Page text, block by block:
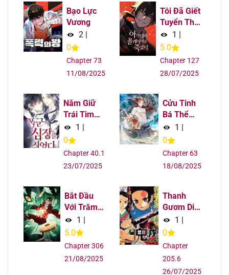
Chapter 78 02/08/2025
Chapter 77 02/08/2025
02/08/2025
Chapter 75 02/08/2025
Chapter 74 02/08/2025
Chapter 73 02/08/2025
Chapter 71 02/08/2025
Chapter 70 02/08/2025
02/08/2025
Bạo Lực
Vương
2
0
Chapter 73
11/08/2025
Tôi Đã Giết
Tuyển Thủ
Học Viện
1
5.0
Chapter 127
28/07/2025
Nắm Giữ
Trái Tim
Của Bạo
Chúa
1
0
Chapter 40.1
23/07/2025
Cửu Tinh
Bá Thể
Quyết
1
0
Chapter 63
18/08/2025
Bắt Đầu
Với Trăm
Vạn Minh
Tệ
1 |
5.0
Chapter 306
21/08/2025
Thanh
Gươm Diệt
Quỷ1 |
0
Chapter
205.6
26/07/2025